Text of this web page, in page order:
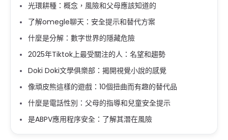
光環耕種：概念，風險和父母應該知道的
了解omegle聊天：安全提示和替代方案
什麼是分解：數字世界的隱藏危險
2025年Tiktok上最受關注的人：名望和趨勢
Doki Doki文學俱樂部：揭開視覺小說的感覺
像頑皮熊這樣的遊戲：10個扭曲而有趣的替代品
什麼是電話性別：父母的指導和兒童安全提示
是ABPV應用程序安全：了解其潛在風險